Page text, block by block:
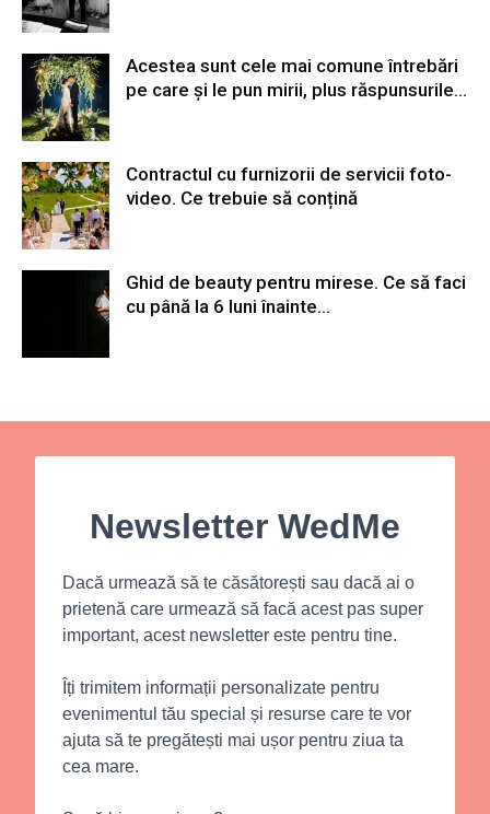
Acestea sunt cele mai comune întrebări
pe care și le pun mirii, plus răspunsurile...
Contractul cu furnizorii de servicii foto-
video. Ce trebuie să conțină
Ghid de beauty pentru mirese. Ce să faci
cu până la 6 luni înainte...
Newsletter WedMe
Dacă urmează să te căsătorești sau dacă ai o
prietenă care urmează să facă acest pas super
important, acest newsletter este pentru tine.
Îți trimitem informații personalizate pentru
evenimentul tău special și resurse care te vor
ajuta să te pregătești mai ușor pentru ziua ta
cea mare.